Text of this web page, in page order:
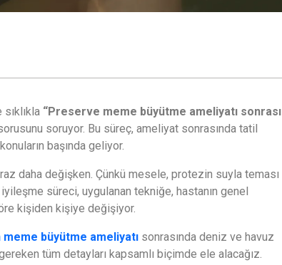
“Preserve meme büyütme ameliyatı sonrası
soruyor. Bu süreç, ameliyat sonrasında tatil
başında geliyor.
daha değişken. Çünkü mesele, protezin suyla teması
süreci, uygulanan tekniğe, hastanın genel
kişiden kişiye değişiyor.
büyütme ameliyatı sonrasında deniz ve havuz
tüm detayları kapsamlı biçimde ele alacağız.